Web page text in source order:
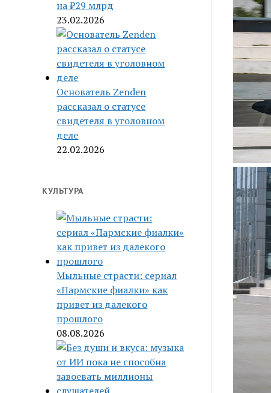
на ₽29 млрд
23.02.2026
Основатель Zenden
рассказал о статусе
свидетеля в уголовном
деле
22.02.2026
КУЛЬТУРА
Мыльные страсти: сериал
«Пармские фиалки» как
привет из далекого
прошлого
08.08.2026